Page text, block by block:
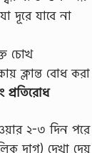
দূরে যাবে না
চোখ
ক্লান্ত বোধ
প্রতিরোধ
২-৩ দিন
দাগ) দেখা